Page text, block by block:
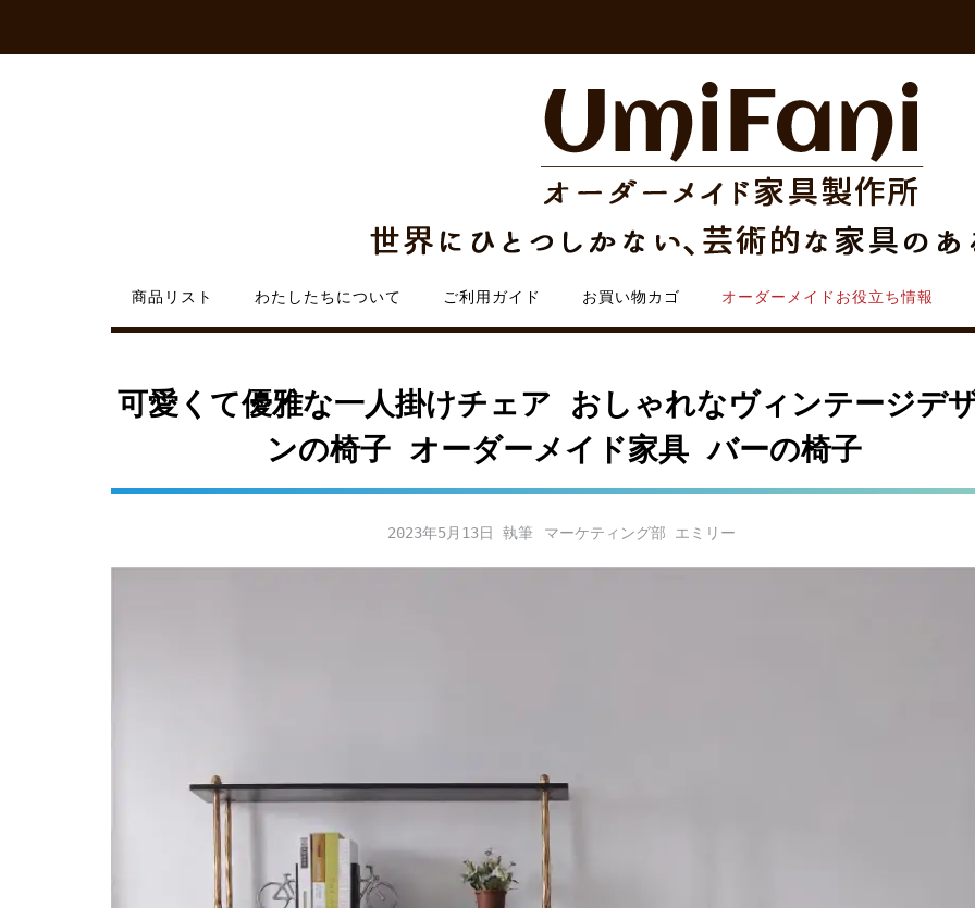
content
商品リスト わたしたちについて ご利用ガイド お買い物カゴ オーダーメイドお役立ち情報
可愛くて優雅な一人掛けチェア おしゃれなヴィンテージデ
ンの椅子 オーダーメイド家具 バーの椅子
2023年5月13日 マーケティング部 エミリー